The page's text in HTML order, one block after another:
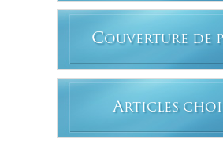
COUVERTURE DE
ARTICLES